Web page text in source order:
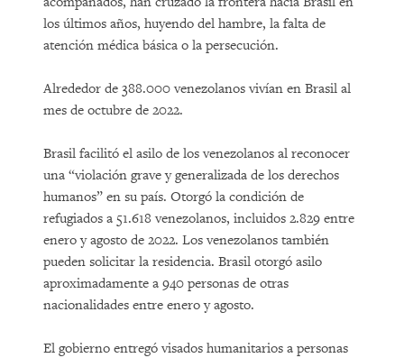
los últimos años, huyendo del hambre, la falta de
atención médica básica o la persecución.
Alrededor de 388.000 venezolanos vivían en Brasil al
mes de octubre de 2022.
Brasil facilitó el asilo de los venezolanos al reconocer
una “violación grave y generalizada de los derechos
humanos” en su país. Otorgó la condición de
refugiados a 51.618 venezolanos, incluidos 2.829 entre
enero y agosto de 2022. Los venezolanos también
pueden solicitar la residencia. Brasil otorgó asilo
aproximadamente a 940 personas de otras
nacionalidades entre enero y agosto.
El gobierno entregó visados humanitarios a personas